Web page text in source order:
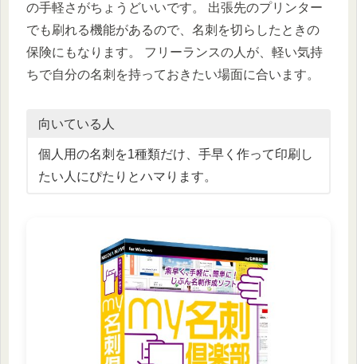
の手軽さがちょうどいいです。 出張先のプリンター
でも刷れる機能があるので、名刺を切らしたときの
保険にもなります。 フリーランスの人が、軽い気持
ちで自分の名刺を持っておきたい場面に合います。
向いている人
個人用の名刺を1種類だけ、手早く作って印刷し
たい人にぴたりとハマります。